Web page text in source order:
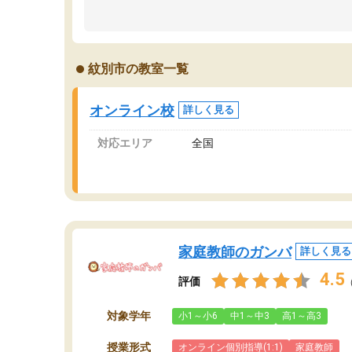
い
紋別市の教室一覧
オンライン校 詳しく見る
対応エリア 全国
家庭教師のガンバ 詳しく見る
評価 4.5
対象学年 小1～小6 中1～中3 高1～高3
授業形式 オンライン個別指導(1:1) 家庭教師